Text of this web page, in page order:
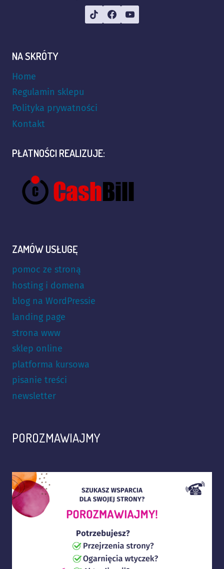
NA SKRÓTY
Home
Regulamin sklepu
Polityka prywatności
Kontakt
PŁATNOŚCI REALIZUJE:
ZAMÓW USŁUGĘ
pomoc ze stroną
hosting i domena
blog na WordPressie
landing page
strona www
sklep online
platforma kursowa
pisanie treści
newsletter
POROZMAWIAJMY